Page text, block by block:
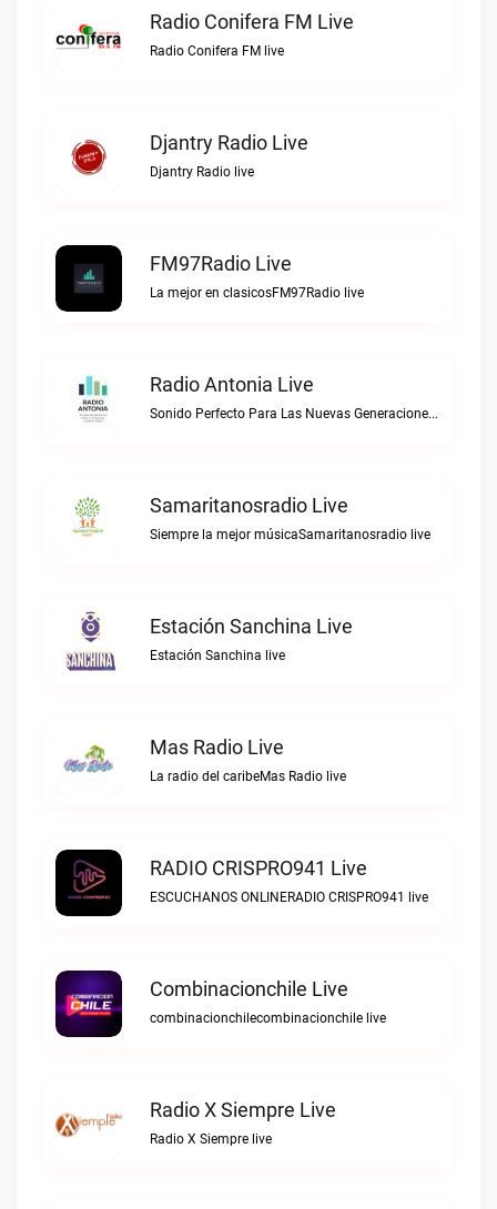
Radio Conifera FM Live
Radio Conifera FM live
Djantry Radio Live
Djantry Radio live
FM97Radio Live
La mejor en clasicosFM97Radio live
Radio Antonia Live
Sonido Perfecto Para Las Nuevas GeneracionesRadio Antonia live
Samaritanosradio Live
Siempre la mejor músicaSamaritanosradio live
Estación Sanchina Live
Estación Sanchina live
Mas Radio Live
La radio del caribeMas Radio live
RADIO CRISPRO941 Live
ESCUCHANOS ONLINERADIO CRISPRO941 live
Combinacionchile Live
combinacionchilecombinacionchile live
Radio X Siempre Live
Radio X Siempre live